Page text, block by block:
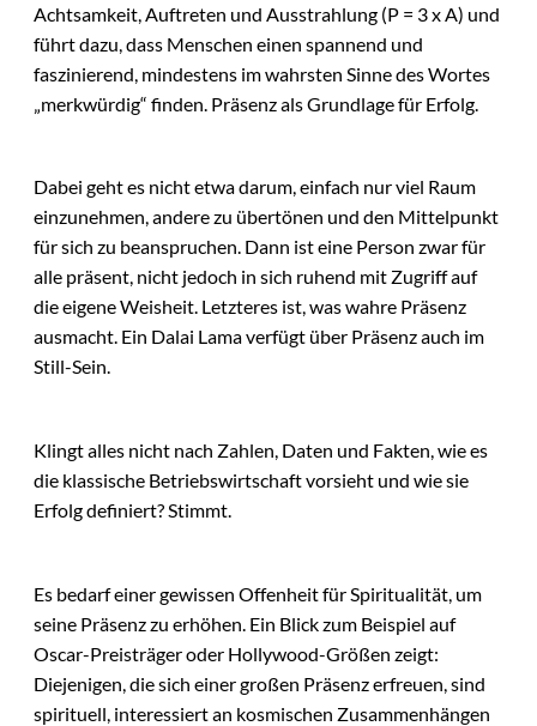
Achtsamkeit, Auftreten und Ausstrahlung (P = 3 x A) und
führt dazu, dass Menschen einen spannend und
faszinierend, mindestens im wahrsten Sinne des Wortes
„merkwürdig“ finden. Präsenz als Grundlage für Erfolg.
Dabei geht es nicht etwa darum, einfach nur viel Raum
einzunehmen, andere zu übertönen und den Mittelpunkt
für sich zu beanspruchen. Dann ist eine Person zwar für
alle präsent, nicht jedoch in sich ruhend mit Zugriff auf
die eigene Weisheit. Letzteres ist, was wahre Präsenz
ausmacht. Ein Dalai Lama verfügt über Präsenz auch im
Still-Sein.
Klingt alles nicht nach Zahlen, Daten und Fakten, wie es
die klassische Betriebswirtschaft vorsieht und wie sie
Erfolg definiert? Stimmt.
Es bedarf einer gewissen Offenheit für Spiritualität, um
seine Präsenz zu erhöhen. Ein Blick zum Beispiel auf
Oscar-Preisträger oder Hollywood-Größen zeigt:
Diejenigen, die sich einer großen Präsenz erfreuen, sind
spirituell, interessiert an kosmischen Zusammenhängen